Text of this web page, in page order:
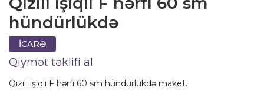
hündürlükdə
İCARƏ
Qiymət təklifi al
Qızılı işıqlı F hərfi 60 sm hündürlükdə maket.